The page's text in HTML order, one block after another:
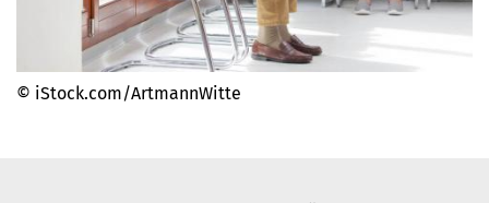
© iStock.com/ArtmannWitte